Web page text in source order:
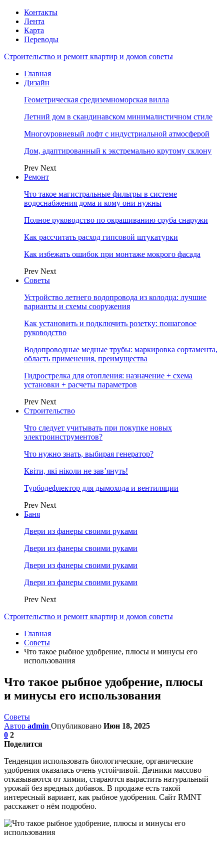
Контакты
Лента
Карта
Переводы
Строительство и ремонт квартир и домов советы
Главная
Дизайн
Геометрическая средиземноморская вилла
Летний дом в скандинавском минималистичном стиле
Многоуровневый лофт с индустриальной атмосферой
Дом, адаптированный к экстремально крутому склону
Prev Next
Ремонт
Что такое магистральные фильтры в системе
водоснабжения дома и кому они нужны
Полное руководство по окрашиванию сруба снаружи
Как рассчитать расход гипсовой штукатурки
Как избежать ошибок при монтаже мокрого фасада
Prev Next
Советы
Устройство летнего водопровода из колодца: лучшие
варианты и схемы сооружения
Как установить и подключить розетку: пошаговое
руководство
Водопроводные медные трубы: маркировка сортамента,
область применения, преимущества
Гидрострелка для отопления: назначение + схема
установки + расчеты параметров
Prev Next
Строительство
Что следует учитывать при покупке новых
электроинструментов?
Что нужно знать, выбирая генератор?
Квіти, які ніколи не зав’януть!
Турбодефлектор для дымохода и вентиляции
Prev Next
Баня
Двери из фанеры своими руками
Двери из фанеры своими руками
Двери из фанеры своими руками
Двери из фанеры своими руками
Prev Next
Строительство и ремонт квартир и домов советы
Главная
Советы
Что такое рыбное удобрение, плюсы и минусы его
использования
Что такое рыбное удобрение, плюсы
и минусы его использования
Советы
Автор admin Опубликовано Июн 18, 2025
0 2
Поделится
Тенденция использовать биологические, органические
удобрения оказалась очень устойчивой. Дачники массово
отказываются от химии, стараются вырастить натуральный
урожай без вредных добавок. В продаже есть такой
интересный вариант, как рыбное удобрения. Сайт RMNT
расскажет о нём подробно.